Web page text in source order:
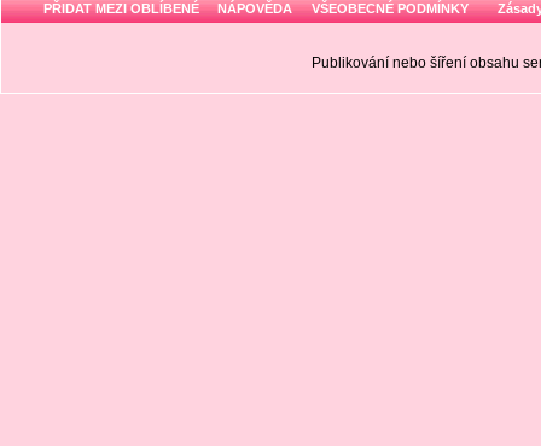
PŘIDAT MEZI OBLÍBENÉ NÁPOVĚDA VŠEOBECNÉ PODMÍNKY
Publikování nebo šíření obsahu